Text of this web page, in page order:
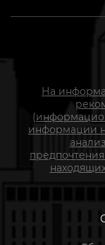
На
информации